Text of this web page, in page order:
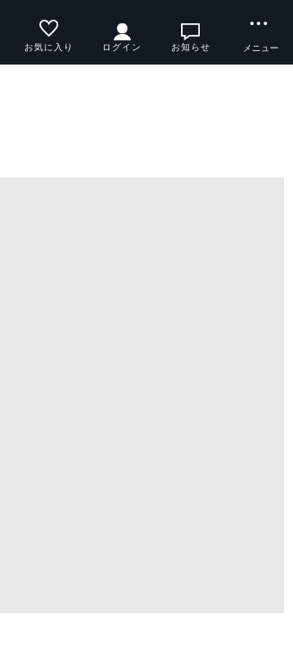
お気に入り ログイン お知らせ メニュー